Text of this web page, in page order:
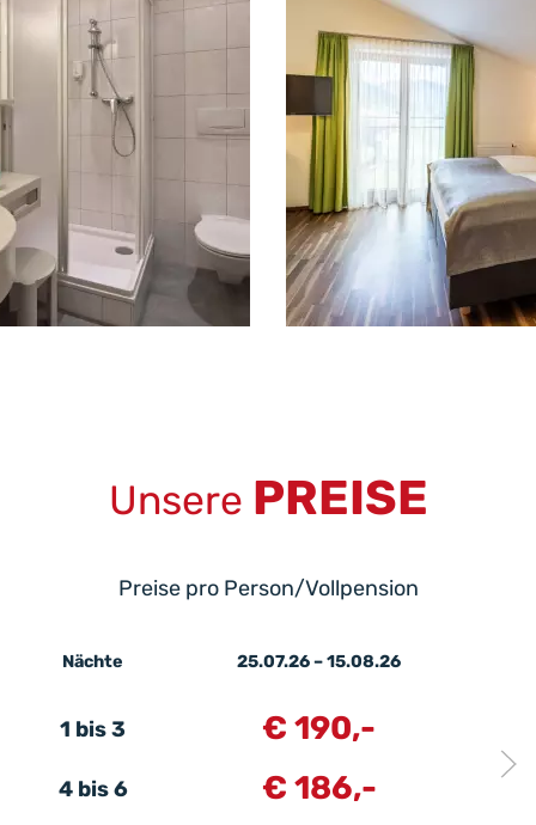
Unsere PREISE
Preise pro Person/Vollpension
Nächte
1 bis 3
4 bis 6
25.07.26 – 15.08.26
€ 190,-
€ 186,-